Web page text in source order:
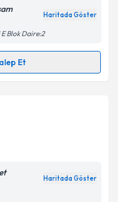
verilerimin belirtilen
ediyorum.
Haritada Göster
Blok Daire:2
Et
takvimi talebi
almanız için bir
ile bilgilendireceğiz.
Haritada Göster